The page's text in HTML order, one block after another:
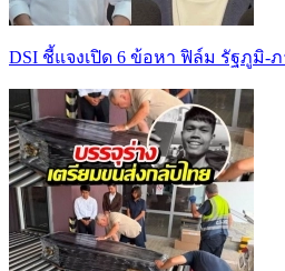
DSI ชี้แจงเปิด 6 ข้อหา ฟิล์ม รัฐภูมิ-